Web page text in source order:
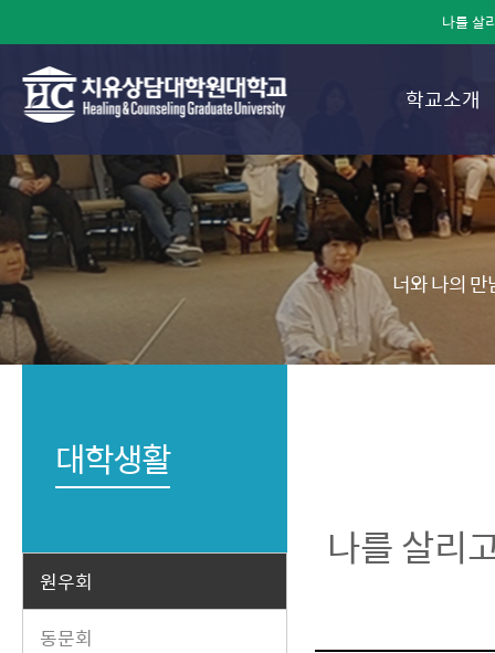
나를 살
학교소개
너와 나의
대학생활
원우회
동문회
나를 살리